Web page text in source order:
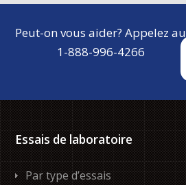
Peut-on vous aider? Appelez au
1-888-996-4266
Essais de laboratoire
Par type d’essais